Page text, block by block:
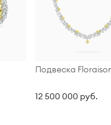
Подвеска
12 500 000 руб.